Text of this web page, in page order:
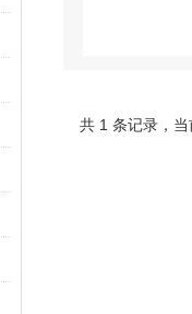
共 1 条记录，